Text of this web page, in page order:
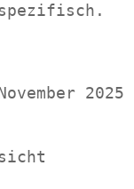
2025